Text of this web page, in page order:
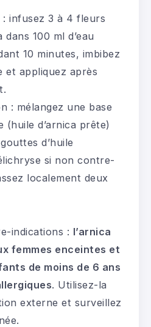
infusez 3 à 4 fleurs
dans 100 ml d’eau
10 minutes, imbibez
et appliquez après
: mélangez une base
(huile d’arnica prête)
d’huile
si non contre-
localement deux
indications : l’arnica
femmes enceintes et
de moins de 6 ans
. Utilisez-la
externe et surveillez